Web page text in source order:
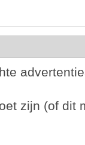
zijn (of dit